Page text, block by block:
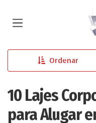
Ordenar
10 Lajes
para Alugar